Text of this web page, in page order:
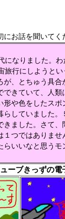
お話を聞いてく
になりました。
旅行にしようと
、とちゅう具
きていて、人
や色をしたス
していました
きました。さて
つではありま
いいなと思う
ーブきっずの電